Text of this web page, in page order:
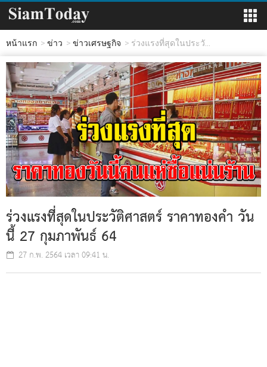
หน้าแรก ข่าว ข่าวเศรษฐกิจ ร่วงแรงที่สุดในประวั...
ร่วงแรงที่สุดในประวัติศาสตร์ ราคาทองคำ วัน
นี้ 27 กุมภาพันธ์ 64
27 ก.พ. 2564 เวลา 09:41 น.